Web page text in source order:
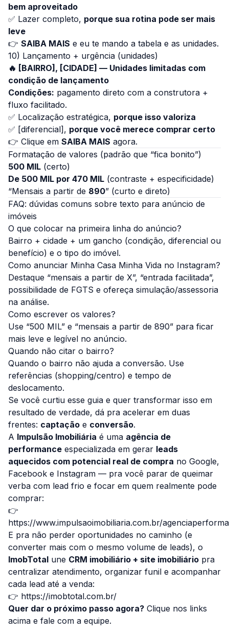
bem aproveitado
✅ Lazer completo, porque sua rotina pode ser mais
leve
👉 SAIBA MAIS e eu te mando a tabela e as unidades.
10) Lançamento + urgência (unidades)
🔥 [BAIRRO], [CIDADE] — Unidades limitadas com
condição de lançamento
Condições: pagamento direto com a construtora +
fluxo facilitado.
✅ Localização estratégica, porque isso valoriza
✅ [diferencial], porque você merece comprar certo
👉 Clique em SAIBA MAIS agora.
Formatação de valores (padrão que “fica bonito”)
500 MIL (certo)
De 500 MIL por 470 MIL (contraste + especificidade)
“Mensais a partir de 890” (curto e direto)
FAQ: dúvidas comuns sobre texto para anúncio de
imóveis
O que colocar na primeira linha do anúncio?
Bairro + cidade + um gancho (condição, diferencial ou
benefício) e o tipo do imóvel.
Como anunciar Minha Casa Minha Vida no Instagram?
Destaque “mensais a partir de X”, “entrada facilitada”,
possibilidade de FGTS e ofereça simulação/assessoria
na análise.
Como escrever os valores?
Use “500 MIL” e “mensais a partir de 890” para ficar
mais leve e legível no anúncio.
Quando não citar o bairro?
Quando o bairro não ajuda a conversão. Use
referências (shopping/centro) e tempo de
deslocamento.
Se você curtiu esse guia e quer transformar isso em
resultado de verdade, dá pra acelerar em duas
frentes: captação e conversão.
A Impulsão Imobiliária é uma agência de
performance especializada em gerar leads
aquecidos com potencial real de compra no Google,
Facebook e Instagram — pra você parar de queimar
verba com lead frio e focar em quem realmente pode
comprar:
👉
https://www.impulsaoimobiliaria.com.br/
E pra não perder oportunidades no caminho (e
converter mais com o mesmo volume de leads), o
ImobTotal une CRM imobiliário + site imobiliário pra
centralizar atendimento, organizar funil e acompanhar
cada lead até a venda:
👉 https://imobtotal.com.br/
Quer dar o próximo passo agora? Clique nos links
acima e fale com a equipe.